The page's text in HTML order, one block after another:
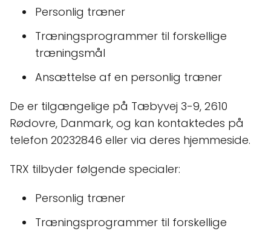
Personlig træner
Træningsprogrammer til forskellige
træningsmål
Ansættelse af en personlig træner
De er tilgængelige på Tæbyvej 3-9, 2610
Rødovre, Danmark, og kan kontaktedes på
telefon 20232846 eller via deres hjemmeside.
TRX tilbyder følgende specialer:
Personlig træner
Træningsprogrammer til forskellige